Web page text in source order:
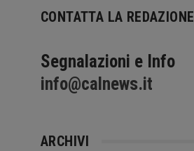
CONTATTA LA REDAZIONE
Segnalazioni e Info
info@calnews.it
ARCHIVI